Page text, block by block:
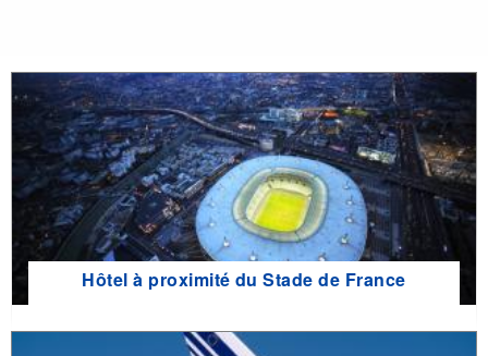
Hôtel à proximité du Stade de France